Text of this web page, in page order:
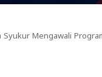
Mengawali